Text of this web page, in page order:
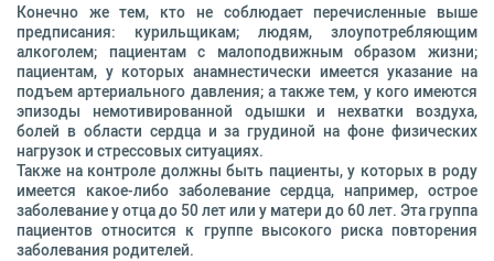
Конечно же тем, кто не соблюдает перечисленные выше
предписания: курильщикам; людям, злоупотребляющим
алкоголем; пациентам с малоподвижным образом жизни;
пациентам, у которых анамнестически имеется указание на
подъем артериального давления; а также тем, у кого имеются
эпизоды немотивированной одышки и нехватки воздуха,
болей в области сердца и за грудиной на фоне физических
нагрузок и стрессовых ситуациях.
Также на контроле должны быть пациенты, у которых в роду
имеется какое-либо заболевание сердца, например, острое
заболевание у отца до 50 лет или у матери до 60 лет. Эта группа
пациентов относится к группе высокого риска повторения
заболевания родителей.